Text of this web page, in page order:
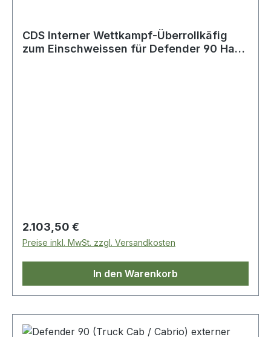
CDS Interner Wettkampf-Überrollkäfig
zum Einschweissen für Defender 90 Hard
Regulärer Preis:
2.103,50 €
Preise inkl. MwSt. zzgl. Versandkosten
In den Warenkorb